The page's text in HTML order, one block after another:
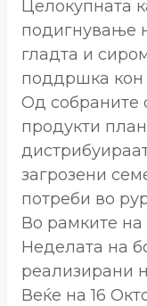
Целокупната
подигнување
гладта и
поддршка кон
Од собраните
продукти
загрозени
потреби во
Во рамките
Неделата на
реализирани
Веќе на 16